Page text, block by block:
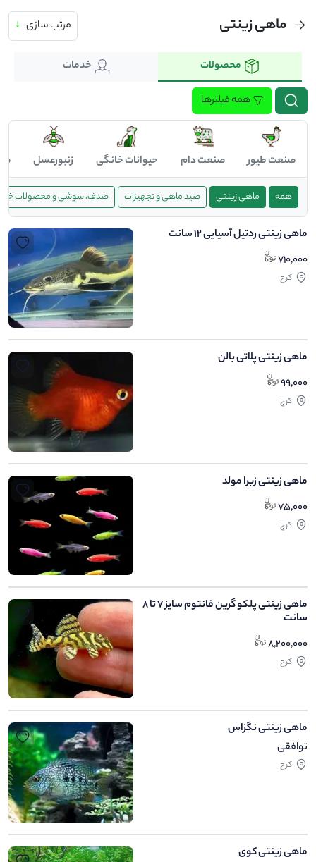
ماهی زینتی مرتب سازی ↓
محصولات خدمات
همه فیلترها
صنعت طیور صنعت دام حیوانات خانگی زنبورعسل
همه ماهی زینتی صید ماهی و تجهیزات صدف، سوشی و محصولات
ماهی زینتی ردتیل آسیایی 12 سانت
710,000
کرج
ماهی زینتی پلاتی بالن
99,000
کرج
ماهی زینتی زبرا مولد
75,000
کرج
ماهی زینتی پلکو گرین فانتوم سایز 7 تا 8
سانت
8,200,000
کرج
ماهی زینتی نگزاس
توافقی
کرج
ماهی زینتی کوی